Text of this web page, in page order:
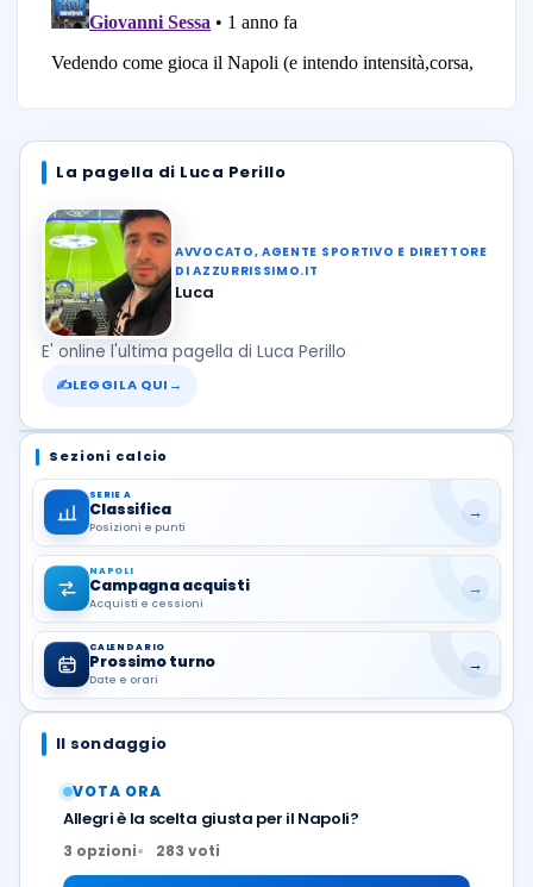
La pagella di Luca Perillo
AVVOCATO, AGENTE SPORTIVO E DIRETTORE
DI AZZURRISSIMO.IT
Luca
E' online l'ultima pagella di Luca Perillo
✍LEGGILA QUI →
Sezioni calcio
SERIE A
Classifica
Posizioni e punti
→
NAPOLI
Campagna acquisti
Acquisti e cessioni
→
CALENDARIO
Prossimo turno
Date e orari
→
Il sondaggio
VOTA ORA
Allegri è la scelta giusta per il Napoli?
3 opzioni 283 voti